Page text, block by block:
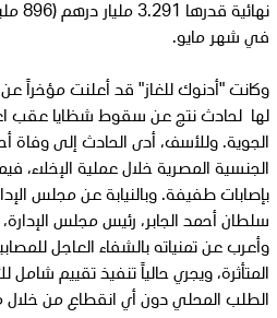
في شهر مايو.
وكانت "أدنوك للغاز" قد أعلنت مؤخراً
لها لحادث نتج عن سقوط شظايا عقب
الجوية. وللأسف، أدى الحادث إلى وفاة
الجنسية المصرية خلال عملية الإخلاء،
بإصابات طفيفة. وبالنيابة عن مجلس
سلطان أحمد الجابر، رئيس مجلس
وأعرب عن تمنياته بالشفاء العاجل
المتأثرة، ويجري حالياً تنفيذ تقييم شامل
الطلب المحلي دون أي انقطاع من خلال